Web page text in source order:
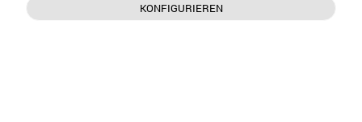
KONFIGURIEREN